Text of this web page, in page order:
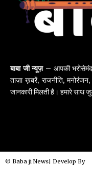
बाबा जी न्यूज़– आपकी भरोसेमंद
ताज़ा ख़बरें, राजनीति,
जानकारी मिलती है। हमारे
© Baba ji News| Develop By